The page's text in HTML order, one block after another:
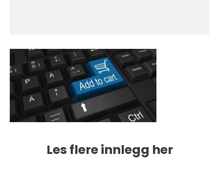
Les flere innlegg her